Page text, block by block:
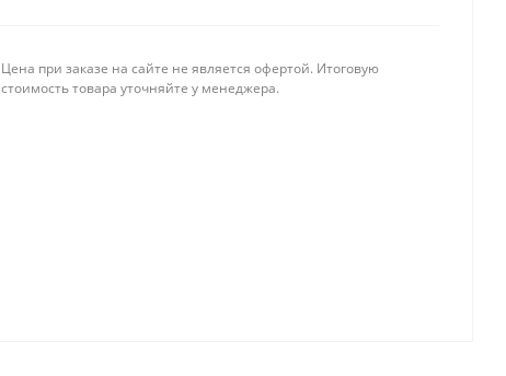
Цена при заказе на сайте не является офертой. Итоговую
стоимость товара уточняйте у менеджера.